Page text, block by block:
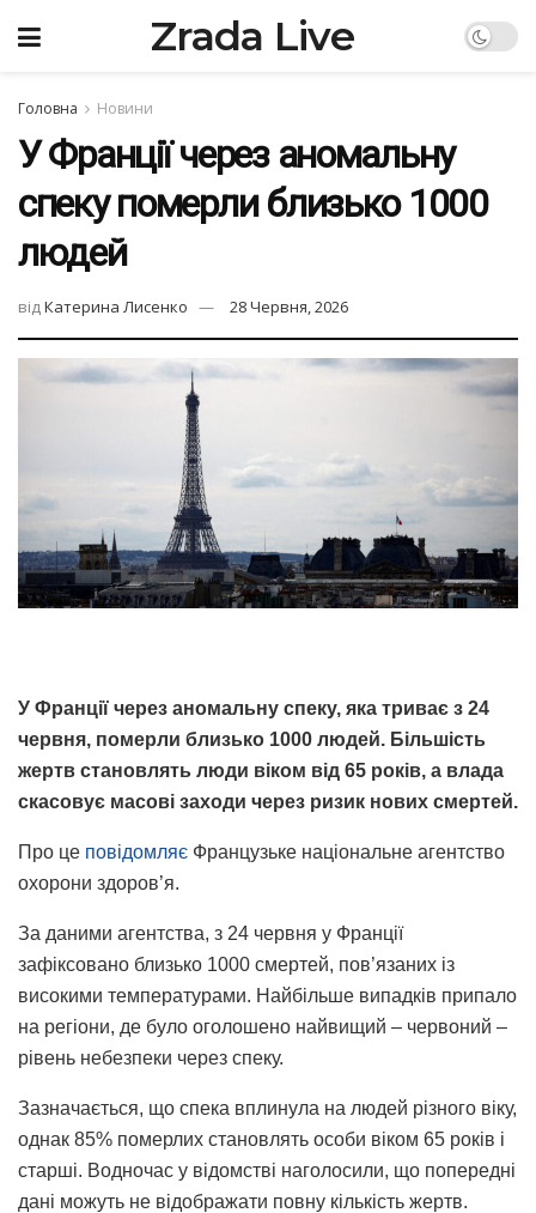
Zrada Live
Головна Новини
У Франції через аномальну
спеку померли близько 1000
людей
відКатерина Лисенко 28 Червня, 2026
У Франції через аномальну спеку, яка триває з 24
червня, померли близько 1000 людей. Більшість
жертв становлять люди віком від 65 років, а влада
скасовує масові заходи через ризик нових смертей.
Про це повідомляє Французьке національне агентство
охорони здоров’я.
За даними агентства, з 24 червня у Франції
зафіксовано близько 1000 смертей, пов’язаних із
високими температурами. Найбільше випадків припало
на регіони, де було оголошено найвищий – червоний –
рівень небезпеки через спеку.
Зазначається, що спека вплинула на людей різного віку,
однак 85% померлих становлять особи віком 65 років і
старші. Водночас у відомстві наголосили, що попередні
дані можуть не відображати повну кількість жертв.